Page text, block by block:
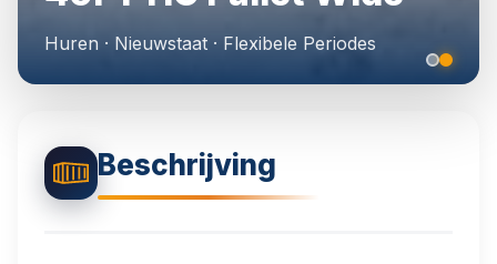
🎨RAL Lakwerk
📋Projecten Galerij
Huren · Nieuwstaat · Flexibele Periodes
Beschrijving